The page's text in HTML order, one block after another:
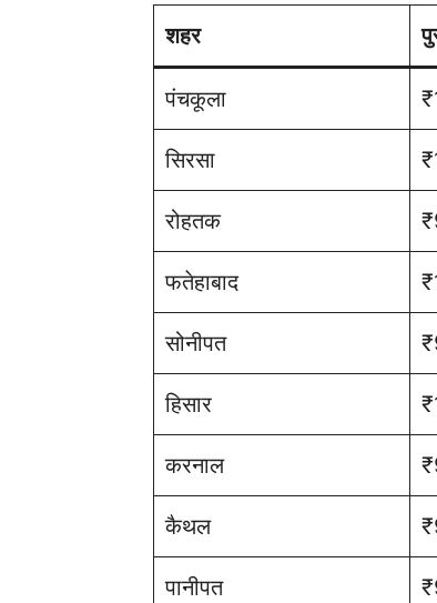
शहर
पंचकूला
सिरसा
रोहतक
फतेहाबाद
सोनीपत
हिसार
करनाल
कैथल
पानीपत